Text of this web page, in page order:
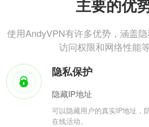
主要的优
使用AndyVPN有许多优势，涵盖隐
访问权限和网络性能
隐私保护
隐藏IP地址
可以隐藏用户的真实IP地址，
在线活动。